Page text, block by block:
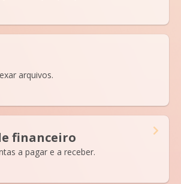
arquivos.
financeiro
a pagar e a receber.